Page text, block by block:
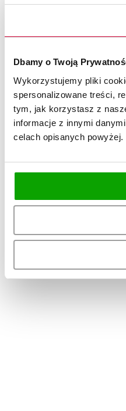
Dbamy o Twoją
Wykorzystujemy pliki
spersonalizowane treści,
tym, jak korzystasz z
informacje z innymi
celach opisanych powyżej.